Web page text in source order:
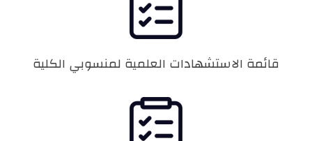
قائمة الاستشهادات العلمية لمنسوبي الكلية